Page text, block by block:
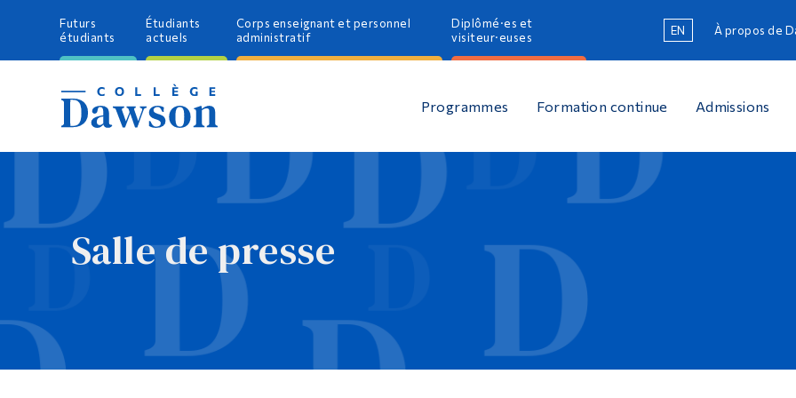
Futurs
étudiants
Étudiants
actuels
Corps enseignant et personnel
administratif
Diplômé·es et
visiteur·euses
EN À propos de
Programmes Formation continue Admissions
Salle de presse